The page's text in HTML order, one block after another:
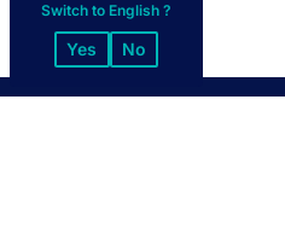
Switch to English ?
Yes No